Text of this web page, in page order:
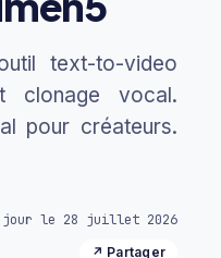
text-to-video
vocal.
pour créateurs.
jour le 28 juillet 2026
↗ Partager